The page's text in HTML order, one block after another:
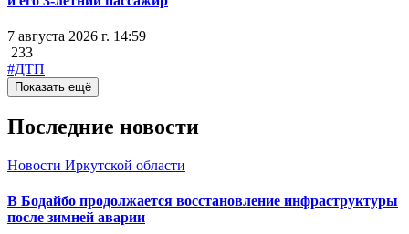
7 августа 2026 г. 14:59
233
#ДТП
Показать ещё
Последние новости
Новости Иркутской области
В Бодайбо продолжается восстановление инфраструктуры
после зимней аварии